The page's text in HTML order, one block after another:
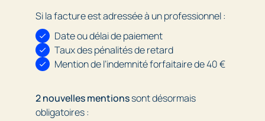
Si la facture est adressée à un professionnel :
Date ou délai de paiement
Taux des pénalités de retard
Mention de l’indemnité forfaitaire de 40 €
2 nouvelles mentionssont désormais
obligatoires :